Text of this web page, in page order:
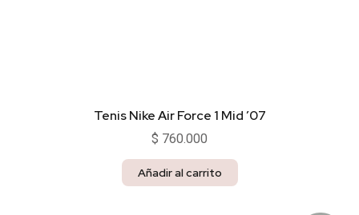
Tenis Nike Air Force 1 Mid ’07
$ 760.000
Añadir al carrito